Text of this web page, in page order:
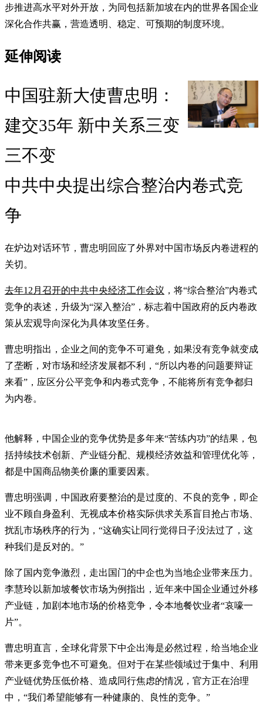
步推进高水平对外开放，为同包括新加坡在内的世界各国企业
深化合作共赢，营造透明、稳定、可预期的制度环境。
延伸阅读
中国驻新大使曹忠明：
建交35年 新中关系三变
三不变
中共中央提出综合整治内卷式竞
争
在炉边对话环节，曹忠明回应了外界对中国市场反内卷进程的
关切。
去年12月召开的中共中央经济工作会议 ，将“综合整治”内卷式
竞争的表述，升级为“深入整治”，标志着中国政府的反内卷政
策从宏观导向深化为具体攻坚任务。
曹忠明指出，企业之间的竞争不可避免，如果没有竞争就变成
了垄断，对市场和经济发展都不利，“所以内卷的问题要辩证
来看”，应区分公平竞争和内卷式竞争，不能将所有竞争都归
为内卷。
他解释，中国企业的竞争优势是多年来“苦练内功”的结果，包
括持续技术创新、产业链分配、规模经济效益和管理优化等，
都是中国商品物美价廉的重要因素。
曹忠明强调，中国政府要整治的是过度的、不良的竞争，即企
业不顾自身盈利、无视成本价格实际供求关系盲目抢占市场、
扰乱市场秩序的行为，“这确实让同行觉得日子没法过了，这
种我们是反对的。”
除了国内竞争激烈，走出国门的中企也为当地企业带来压力。
李慧玲以新加坡餐饮市场为例指出，近年来中国企业通过外移
产业链，加剧本地市场的价格竞争，令本地餐饮业者“哀嚎一
片”。
曹忠明直言，全球化背景下中企出海是必然过程，给当地企业
带来更多竞争也不可避免。但对于在某些领域过于集中、利用
产业链优势压低价格、造成同行焦虑的情况，官方正在治理
中，“我们希望能够有一种健康的、良性的竞争。”